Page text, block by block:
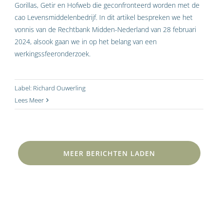
Gorillas, Getir en Hofweb die geconfronteerd worden met de
cao Levensmiddelenbedrijf. In dit artikel bespreken we het
vonnis van de Rechtbank Midden-Nederland van 28 februari
2024, alsook gaan we in op het belang van een
werkingssfeeronderzoek.
Label: Richard Ouwerling
Lees Meer
MEER BERICHTEN LADEN